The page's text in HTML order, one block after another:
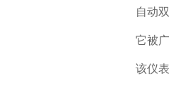
自动
它被
该仪